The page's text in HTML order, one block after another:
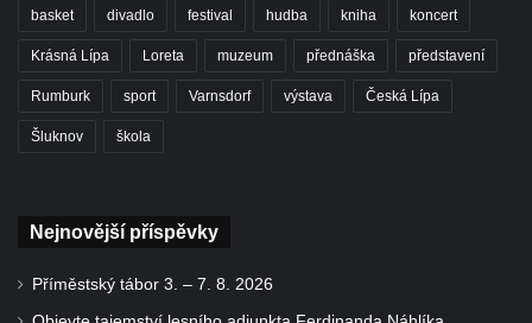
basket divadlo festival hudba kniha koncert
Krásná Lípa Loreta muzeum přednáška představení
Rumburk sport Varnsdorf výstava Česká Lípa
Šluknov škola
Nejnovější příspěvky
Příměstský tábor 3. – 7. 8. 2026